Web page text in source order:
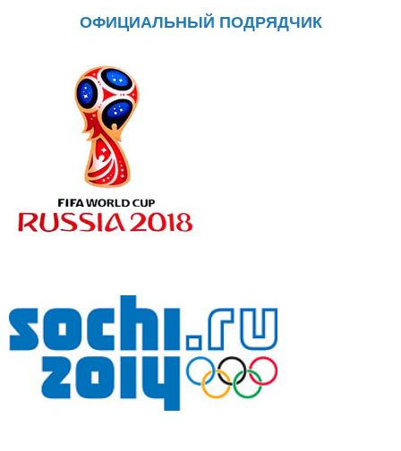
ОФИЦИАЛЬНЫЙ ПОДРЯДЧИК